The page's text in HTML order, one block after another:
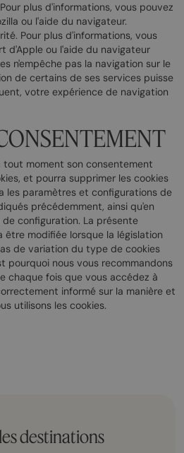
plus d'informations, vous pouvez
ou l'aide du navigateur.
Pour plus d'informations, vous
d'Apple ou l'aide du navigateur
n'empêche pas la navigation sur le
de certains de ses services puisse
votre expérience de navigation
tout moment son consentement
et pourra supprimer les cookies
les paramètres et configurations de
précédemment, ainsi qu'en
configuration. La présente
être modifiée lorsque la législation
de variation du type de cookies
pourquoi nous vous recommandons
chaque fois que vous accédez à
informé sur la manière et
utilisons les cookies.
destinations